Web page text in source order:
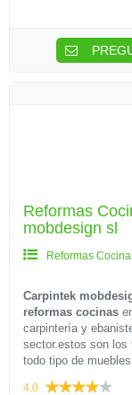
Reformas
mobdesign sl
Reformas
Carpintek
reformas cocinas
carpintería y
sector.estos son los
todo tipo de
4.0